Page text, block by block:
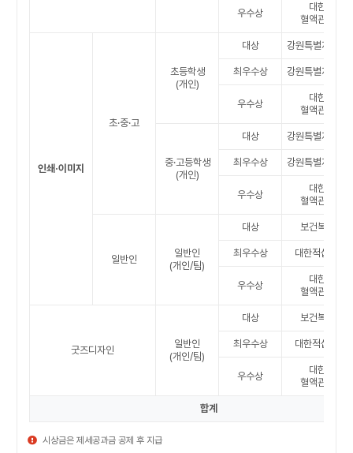
우수상
대한적십
혈액관리본
인쇄·이미지
초·중·고
초등학생
(개인)
대상 강원특별자치도
최우수상 강원특별자치도
우수상
대한적십
혈액관리본
중·고등학생
(개인)
대상 강원특별자치도
최우수상 강원특별자치도
우수상
대한적십
혈액관리본
일반인
일반인
(개인/팀)
대상 보건복지부
최우수상 대한적십자사
우수상
대한적십
혈액관리본
굿즈디자인
일반인
(개인/팀)
대상 보건복지부
최우수상 대한적십자사
우수상
대한적십
혈액관리본
합계
시상금은 제세공과금 공제 후 지급